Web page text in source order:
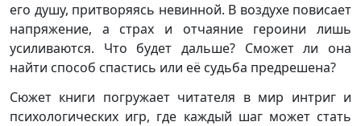
его душу, притворяясь невинной. В воздухе повисает
напряжение, а страх и отчаяние героини лишь
усиливаются. Что будет дальше? Сможет ли она
найти способ спастись или её судьба предрешена?
Сюжет книги погружает читателя в мир интриг и
психологических игр, где каждый шаг может стать